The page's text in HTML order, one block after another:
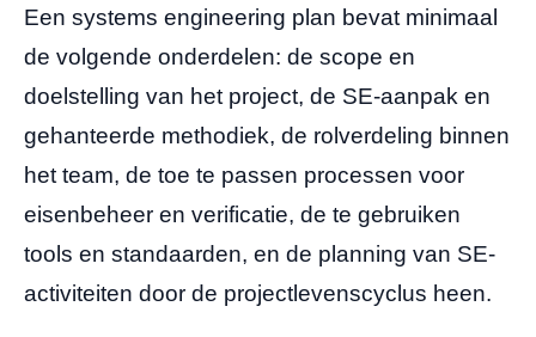
Een systems engineering plan bevat minimaal
de volgende onderdelen: de scope en
doelstelling van het project, de SE-aanpak en
gehanteerde methodiek, de rolverdeling binnen
het team, de toe te passen processen voor
eisenbeheer en verificatie, de te gebruiken
tools en standaarden, en de planning van SE-
activiteiten door de projectlevenscyclus heen.